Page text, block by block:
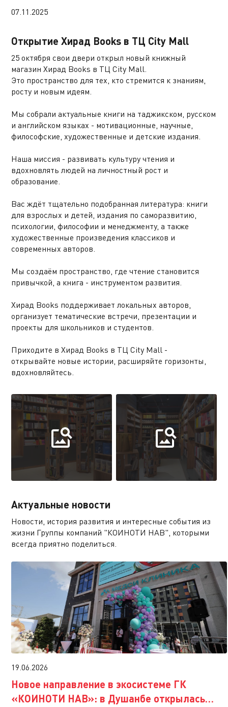
07.11.2025
Открытие Хирад Books в ТЦ City Mall
25 октября свои двери открыл новый книжный
магазин Хирад Books в ТЦ City Mall.
Это пространство для тех, кто стремится к знаниям,
росту и новым идеям.
Мы собрали актуальные книги на таджикском, русском
и английском языках - мотивационные, научные,
философские, художественные и детские издания.
Наша миссия - развивать культуру чтения и
вдохновлять людей на личностный рост и
образование.
Вас ждёт тщательно подобранная литература: книги
для взрослых и детей, издания по саморазвитию,
психологии, философии и менеджменту, а также
художественные произведения классиков и
современных авторов.
Мы создаём пространство, где чтение становится
привычкой, а книга - инструментом развития.
Хирад Books поддерживает локальных авторов,
организует тематические встречи, презентации и
проекты для школьников и студентов.
Приходите в Хирад Books в ТЦ City Mall -
открывайте новые истории, расширяйте горизонты,
вдохновляйтесь.
Актуальные новости
Новости, история развития и интересные события из
жизни Группы компаний "КОИНОТИ НАВ", которыми
всегда приятно поделиться.
19.06.2026
Новое направление в экосистеме ГК
«КОИНОТИ НАВ»: в Душанбе открылась